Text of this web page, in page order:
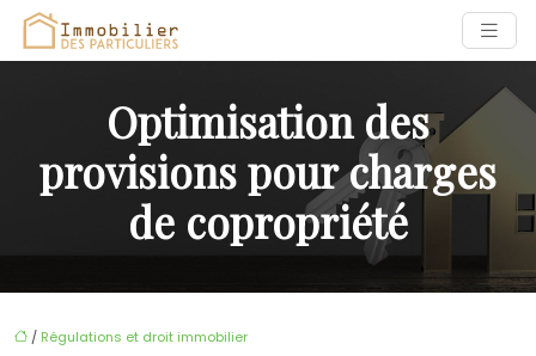
Optimisation des
provisions pour charges
de copropriété
/ Régulations et droit immobilier